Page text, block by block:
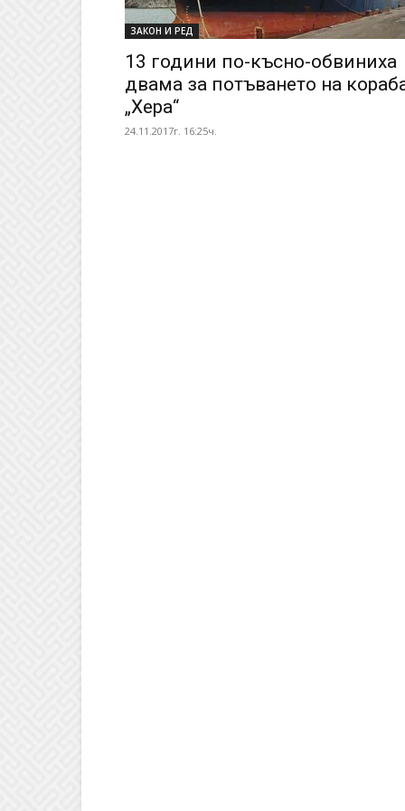
ЗАКОН И РЕД
13 години по-късно-обвиниха
двама за потъването на
„Хера“
24.11.2017г. 16:25ч.